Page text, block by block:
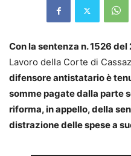
Con la sentenza n. 1526
Lavoro della Corte di
difensore antistatario è
somme pagate dalla parte
riforma, in appello, della
distrazione delle spese a